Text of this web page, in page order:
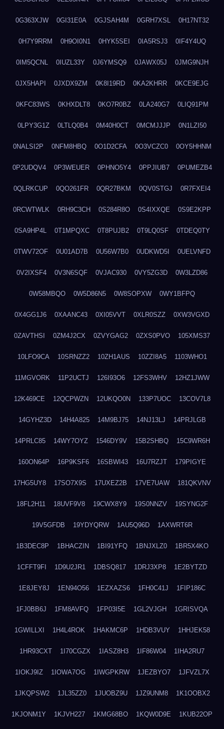
0G363XJW 0GI31E0A 0GJSAH4M 0GRH7XSL 0H17NT32
0H7Y9RRM 0H9OI0N1 0HYK5SEI 0IA5RSJ3 0IF4Y4UQ
0IM5QCNL 0IUZL33Y 0J6YMSQ9 0JAWX05J 0JMG9NJH
0JX5HAPI 0JXDX9ZM 0K8I19RD 0KA2KHRR 0KCE9EJG
0KFC83WS 0KHXDLT8 0KO7R0BZ 0LA240G7 0LIQ91PM
0LPY3G1Z 0LTLQ0B4 0M40H0CT 0MCMJJJP 0N1LZI50
0NALSI2P 0NFM8HBQ 0O1D2CFA 0O3VCZC0 0OY5HHNM
0P2UDQV4 0P3WEUER 0PHNO5Y4 0PPJIUB7 0PUMEZB4
0QLRKCUP 0QO261FR 0QR27BKM 0QV0STGJ 0R7FXEI4
0RCWTWLK 0RH9C3CH 0S284R8O 0S4IXXQE 0S9E2KPP
0SA9HP4L 0T1MPQXC 0T8PUJB2 0T9LQ0SF 0TDEQ0TY
0TWV72OF 0U01AD7B 0U56W7B0 0UDKWD5I 0UELVNFD
0V2IXSF4 0V3N6SQF 0VJAC930 0VY5ZG3D 0W3LZD86
0W58MBQO 0W5D86N5 0W8SOPXW 0WY1BFPQ
0X4GG1J6 0XAANC43 0XI05VVT 0XLR0SZZ 0XW3VGXD
0ZAVTHSI 0ZM4J2CX 0ZVYGAG2 0ZXS0PVO 105XMS37
10LFO9CA 10SRNZZ2 10ZH1AUS 10ZZI8A5 1103WHO1
11MGVORK 11P2UCTJ 126I93O6 12FS3WHV 12HZ1JWW
12K469CE 12QCPWZN 12UKQO0N 133P7UOC 13COV7L8
14GYHZ3D 14H4A825 14M9BJ75 14NJ13LJ 14PRJLGB
14PRLC85 14WY7OYZ 1546DY9V 15B2SHBQ 15C9WR6H
160ON64P 16P9KSF6 16SBWI43 16U7RZJT 179PIGYE
17HG5UY8 17SO7X9S 17UXEZ2B 17VE7UAW 181QKVNV
18FL2H11 18UVF9V8 19CWX8Y9 19S0NNZV 19SYNG2F
19V5GFDB 19YDYQRW 1AU5Q96D 1AXWRT6R
1B3DEC8P 1BHACZIN 1BI91YFQ 1BNJXLZ0 1BR5X4KO
1CFFT9FI 1D9U2JR1 1DBSQ817 1DRJ3XP8 1E2BYTZD
1E8JEY8J 1EN94O56 1EZXAZS6 1FH0C41J 1FIP186C
1FJ0BB6J 1FM8AVFQ 1FP03I5E 1GL2VJGH 1GRISVQA
1GWILLXI 1H4L4ROK 1HAKMC6P 1HDB3VUY 1HHJEK58
1HR93CXT 1I70CGZX 1IASZ8H3 1IF86W04 1IHA2RU7
1IOKJ9IZ 1IOWA7OG 1IWGPKRW 1JEZBYO7 1JFVZL7X
1JKQPSW2 1JL35ZZ0 1JUOBZ9U 1JZ9UNM8 1K1OOBX2
1KJONM1Y 1KJVH227 1KMG68BO 1KQW0D9E 1KUB22OP